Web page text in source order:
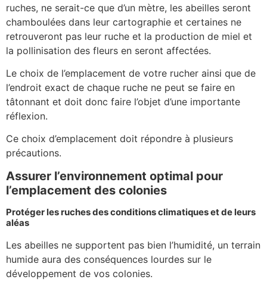
ruches, ne serait-ce que d’un mètre, les abeilles seront
chamboulées dans leur cartographie et certaines ne
retrouveront pas leur ruche et la production de miel et
la pollinisation des fleurs en seront affectées.
Le choix de l’emplacement de votre rucher ainsi que de
l’endroit exact de chaque ruche ne peut se faire en
tâtonnant et doit donc faire l’objet d’une importante
réflexion.
Ce choix d’emplacement doit répondre à plusieurs
précautions.
Assurer l’environnement optimal pour
l’emplacement des colonies
Protéger les ruches des conditions climatiques et de leurs
aléas
Les abeilles ne supportent pas bien l’humidité, un terrain
humide aura des conséquences lourdes sur le
développement de vos colonies.